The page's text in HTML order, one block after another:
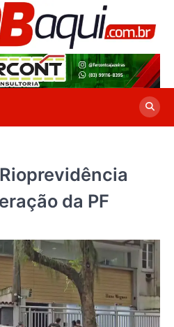
da PF